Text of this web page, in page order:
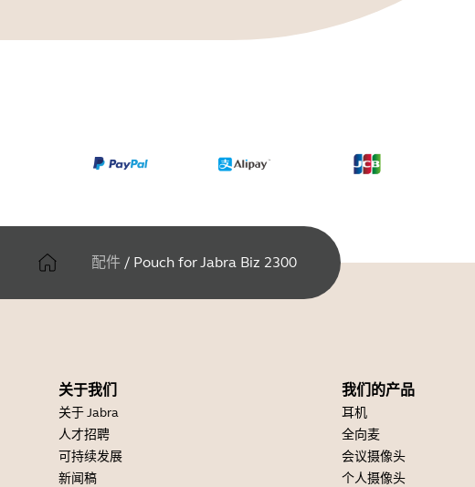
配件 / Pouch for Jabra Biz 2300
关于我们
关于 Jabra
人才招聘
可持续发展
新闻稿
我们的产品
耳机
全向麦
会议摄像头
个人摄像头